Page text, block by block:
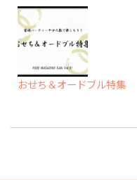
おせち＆オードブル特集